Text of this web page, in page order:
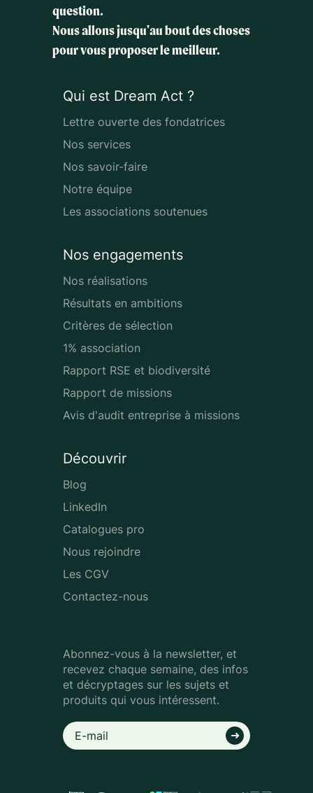
question.
Nous allons jusqu'au bout des choses
pour vous proposer le meilleur.
Qui est Dream Act ?
Lettre ouverte des fondatrices
Nos services
Nos savoir-faire
Notre équipe
Les associations soutenues
Nos engagements
Nos réalisations
Résultats en ambitions
Critères de sélection
1% association
Rapport RSE et biodiversité
Rapport de missions
Avis d'audit entreprise à missions
Découvrir
Blog
LinkedIn
Catalogues pro
Nous rejoindre
Les CGV
Contactez-nous
Abonnez-vous à la newsletter, et
recevez chaque semaine, des infos
et décryptages sur les sujets et
produits qui vous intéressent.